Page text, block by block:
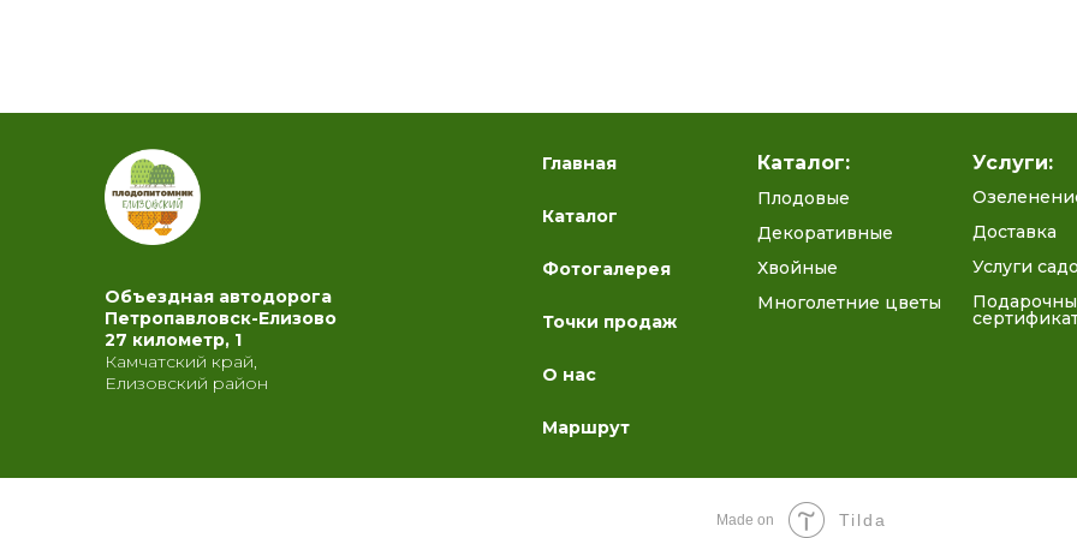
Объездная автодорога
Петропавловск-Елизово
27 километр, 1
Камчатский край,
Елизовский район
Главная
Каталог
Фотогалерея
Точки продаж
О нас
Маршрут
Каталог:
Плодовые
Декоративные
Хвойные
Многолетние цветы
Услуги:
Доставка
Услуги
Made on Tilda